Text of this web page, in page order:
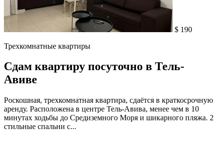
$ 190
Трехкомнатные квартиры
Сдам квартиру посуточно в Тель-
Авиве
Роскошная, трехкомнатная квартира, сдаётся в краткосрочную
аренду. Расположена в центре Тель-Авива, менее чем в 10
минутах ходьбы до Средиземного Моря и шикарного пляжа. 2
стильные спальни с...